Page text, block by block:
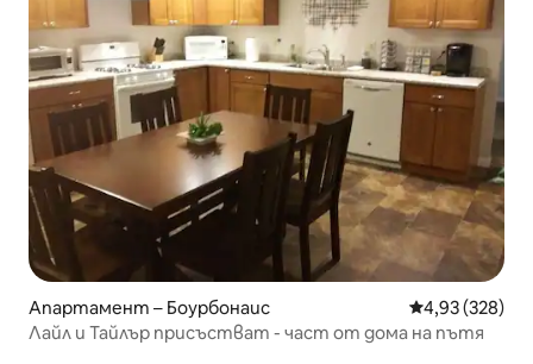
Апартамент – Боурбонаис Средна
4,93 (328)
Лайл и Тайлър присъстват - част от дома на пътя